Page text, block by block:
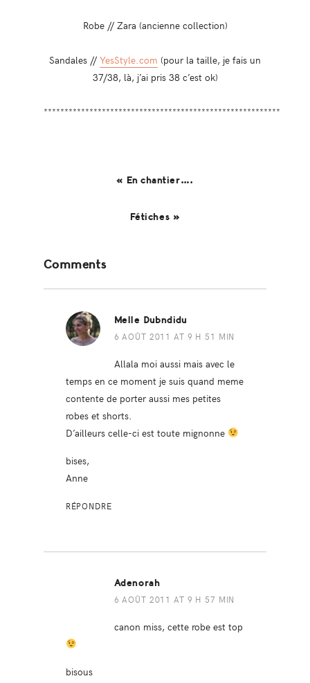
Robe // Zara (ancienne collection)
Sandales // YesStyle.com (pour la taille, je fais un
37/38, là, j’ai pris 38 c’est ok)
*********************************************************
« En chantier….
Fétiches »
Interactions
Comments
Melle Dubndidu
6 AOÛT 2011 AT 9 H 51 MIN
Allala moi aussi mais avec le
temps en ce moment je suis quand meme
contente de porter aussi mes petites
robes et shorts.
D’ailleurs celle-ci est toute mignonne
bises,
Anne
RÉPONDRE
Adenorah
6 AOÛT 2011 AT 9 H 57 MIN
canon miss, cette robe est top
bisous